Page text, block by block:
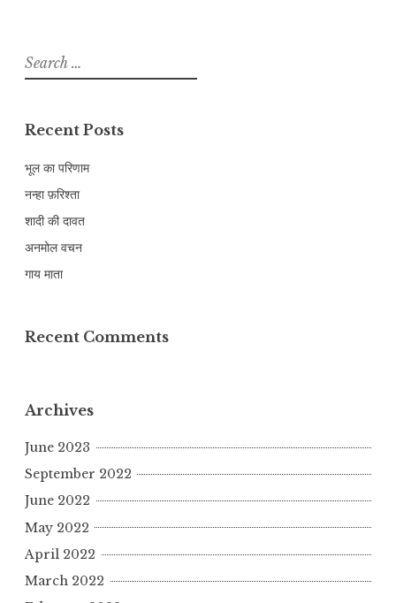
Search
for:
Recent Posts
भूल का परिणाम
नन्हा फ़रिश्ता
शादी की दावत
अनमोल वचन
गाय माता
Recent Comments
Archives
June 2023
September 2022
June 2022
May 2022
April 2022
March 2022